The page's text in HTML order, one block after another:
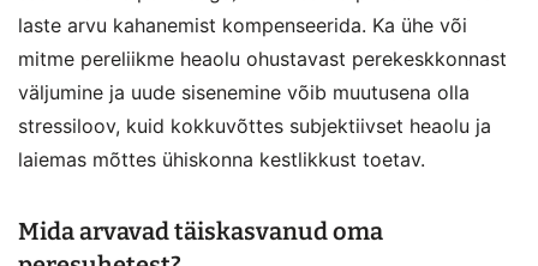
laste arvu kahanemist kompenseerida. Ka ühe või
mitme pereliikme heaolu ohustavast perekeskkonnast
väljumine ja uude sisenemine võib muutusena olla
stressiloov, kuid kokkuvõttes subjektiivset heaolu ja
laiemas mõttes ühiskonna kestlikkust toetav.
Mida arvavad täiskasvanud oma